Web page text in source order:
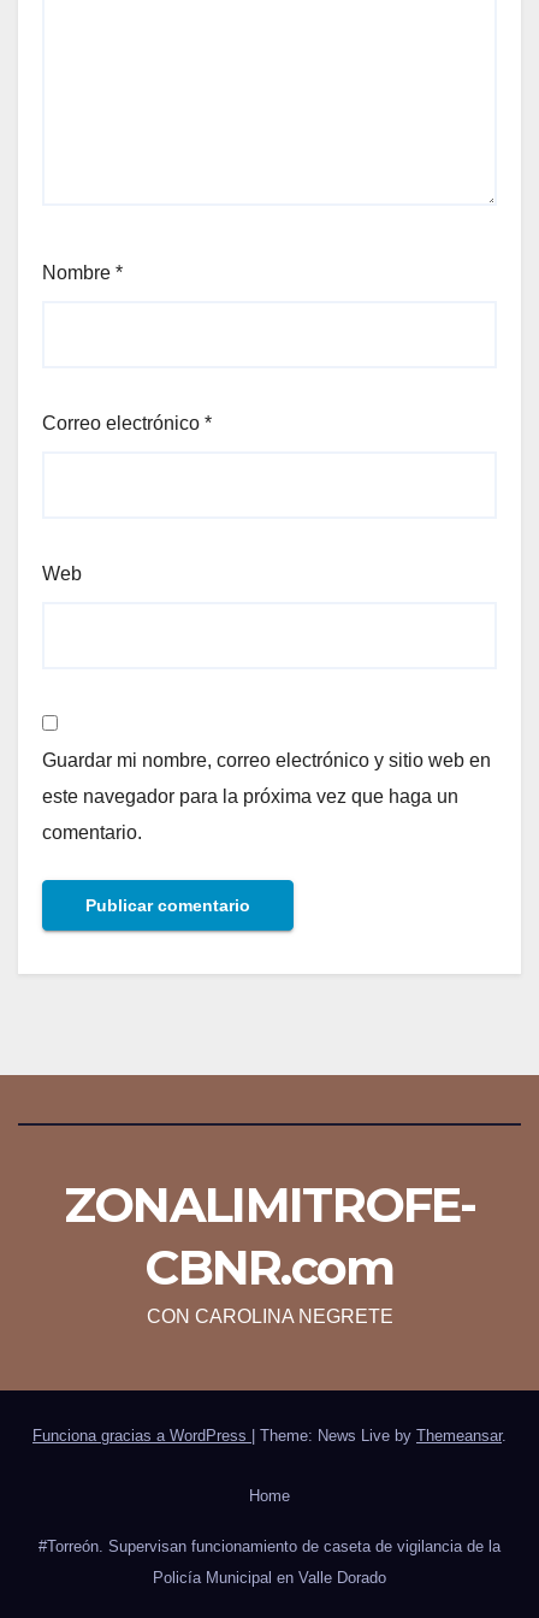
Nombre *
Correo electrónico *
Web
Guardar mi nombre, correo electrónico y sitio web en
este navegador para la próxima vez que haga un
comentario.
ZONALIMITROFE-
CBNR.com
CON CAROLINA NEGRETE
Funciona gracias a WordPress Theme: News Live by Themeansar.
Home
#Torreón. Supervisan funcionamiento de caseta de vigilancia de la
Policía Municipal en Valle Dorado